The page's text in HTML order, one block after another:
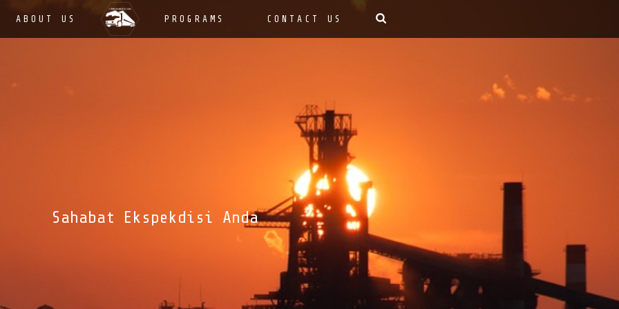
ABOUT US PROGRAMS CONTACT US
Sahabat Ekspekdisi Anda